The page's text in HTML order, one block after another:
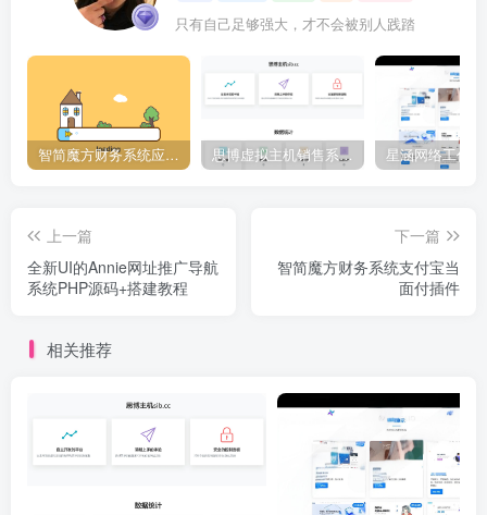
只有自己足够强大，才不会被别人践踏
智简魔方财务系统应用下载中心,插件大全 思博虚拟主机销售系统2.6.1[正式下线]-请使用思博业务系统免费授权
上一篇
全新UI的Annie网址推广导航
系统PHP源码+搭建教程
下一篇
智简魔方财务系统支付宝当
面付插件
相关推荐